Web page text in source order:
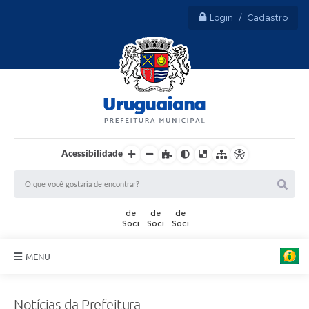
Login / Cadastro
Acessibilidade
MENU
Notícias da Prefeitura